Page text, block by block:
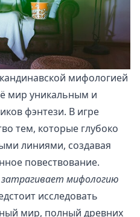
мифологией
мир уникальным и
фэнтези. В игре
тем, которые глубоко
линиями, создавая
повествование.
затрагивает мифологию
исследовать
мир, полный древних